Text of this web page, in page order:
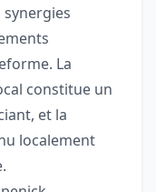
La
constitue un
et la
localement